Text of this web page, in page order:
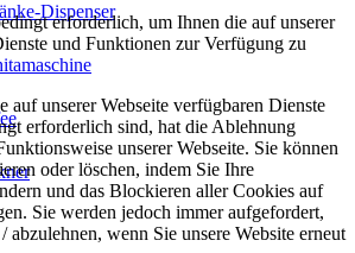
Dispenser
erforderlich, um Ihnen die auf unserer
und Funktionen zur Verfügung zu
auf unserer Webseite verfügbaren Dienste
erforderlich sind, hat die Ablehnung
unserer Webseite. Sie können
oder löschen, indem Sie Ihre
und das Blockieren aller Cookies auf
Sie werden jedoch immer aufgefordert,
abzulehnen, wenn Sie unsere Website erneut